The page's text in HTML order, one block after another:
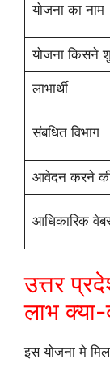
योजना का नाम
योजना किसने
लाभार्थी
संबधित विभाग
आवेदन करने की
आधिकारिक
उत्तर
लाभ क्या-
इस योजना मे